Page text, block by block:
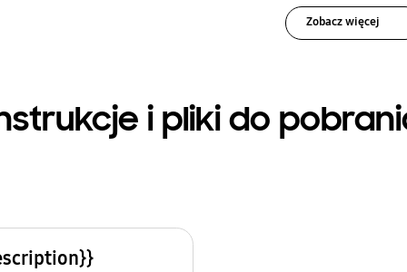
Zobacz więcej
i pliki do